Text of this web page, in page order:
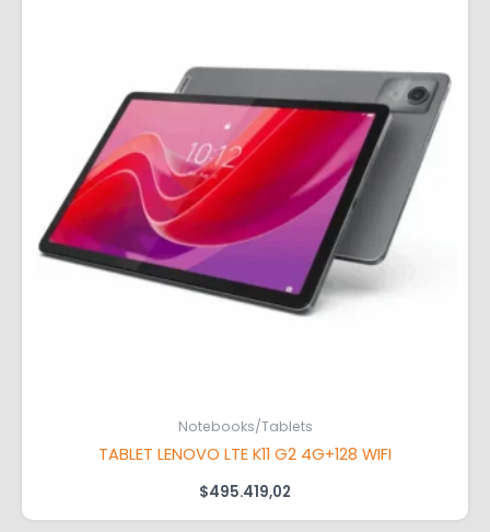
Notebooks/Tablets
TABLET LENOVO LTE K11 G2 4G+128 WIFI
$495.419,02